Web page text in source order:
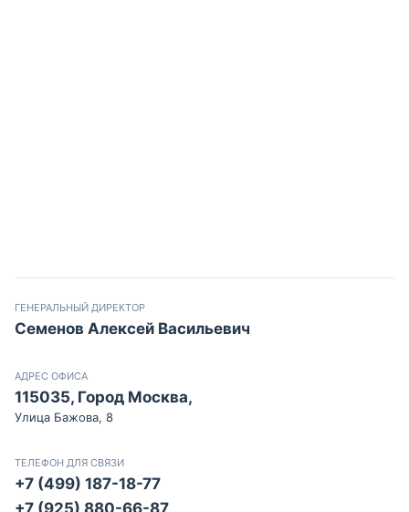
ГЕНЕРАЛЬНЫЙ ДИРЕКТОР
Семенов Алексей Васильевич
АДРЕС ОФИСА
115035, Город Москва,
Улица Бажова, 8
ТЕЛЕФОН ДЛЯ СВЯЗИ
+7 (499) 187-18-77
+7 (925) 880-66-87